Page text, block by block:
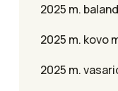
2025 m.
2025 m. kovo
2025 m.